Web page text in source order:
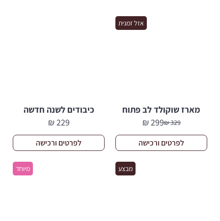
אזל זמנית
מארז שוקולד לב פתוח
329
₪המחיר
המקורי
היה:
299
₪
המחיר
הנוכחי
הוא:
לפרטים ורכישה
כיבודים לשנה חדשה
229
₪
לפרטים ורכישה
מבצע מיוחד